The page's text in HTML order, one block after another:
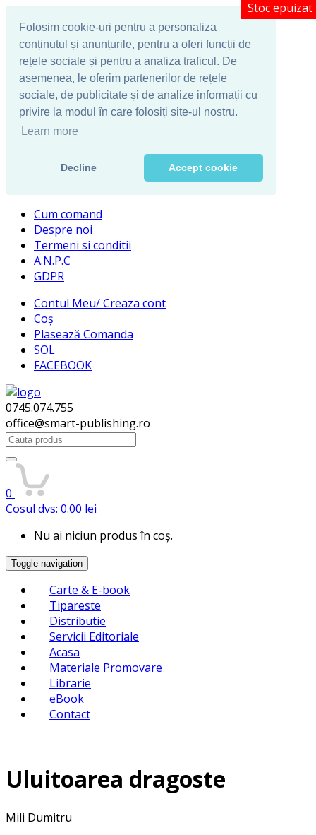
Folosim cookie-uri pentru a personaliza
conținutul și anunțurile, pentru a oferi funcții de
rețele sociale și pentru a analiza traficul. De
asemenea, le oferim partenerilor de rețele
sociale, de publicitate și de analize informații cu
privire la modul în care folosiți site-ul nostru.
Learn more
Decline Accept cookie
Cum comand
Despre noi
Termeni si conditii
A.N.P.C
GDPR
Contul Meu/ Creaza cont
Coș
Plasează Comanda
SOL
FACEBOOK
0745.074.755
office@smart-publishing.ro
Search
for:
0
Cosul dvs: 0.00 lei
Nu ai niciun produs în coș.
Toggle navigation
Carte & E-book
Tipareste
Distributie
Servicii Editoriale
Acasa
Materiale Promovare
Librarie
eBook
Contact
Stoc epuizat
Uluitoarea dragoste
Mili Dumitru
Stoc epuizat
Stoc epuizat
Stoc epuizat
Stoc epuizat